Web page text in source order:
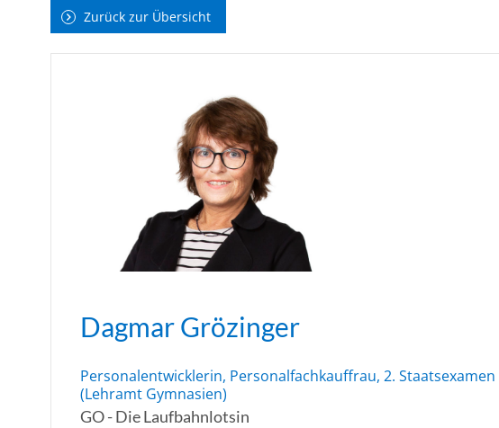
Zurück zur Übersicht
Dagmar Grözinger
Personalentwicklerin, Personalfachkauffrau, 2. Staatsexamen
(Lehramt Gymnasien)
GO - Die Laufbahnlotsin